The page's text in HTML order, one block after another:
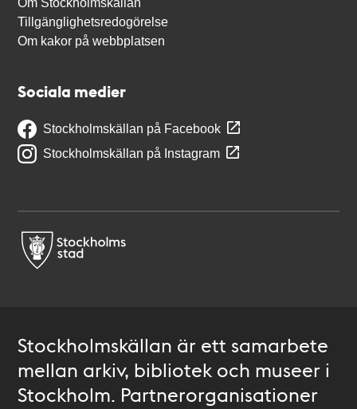
Om Stockholmskällan
Tillgänglighetsredogörelse
Om kakor på webbplatsen
Sociala medier
Stockholmskällan på Facebook
Stockholmskällan på Instagram
Stockholmskällan är ett samarbete
mellan arkiv, bibliotek och museer i
Stockholm. Partnerorganisationer